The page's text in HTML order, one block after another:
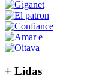
+ Lidas